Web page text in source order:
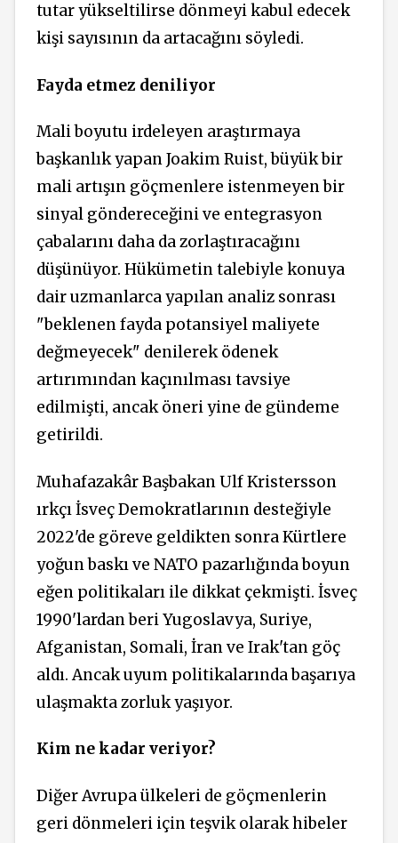
tutar yükseltilirse dönmeyi kabul edecek
kişi sayısının da artacağını söyledi.
Fayda etmez deniliyor
Mali boyutu irdeleyen araştırmaya
başkanlık yapan Joakim Ruist, büyük bir
mali artışın göçmenlere istenmeyen bir
sinyal göndereceğini ve entegrasyon
çabalarını daha da zorlaştıracağını
düşünüyor. Hükümetin talebiyle konuya
dair uzmanlarca yapılan analiz sonrası
"beklenen fayda potansiyel maliyete
değmeyecek" denilerek ödenek
artırımından kaçınılması tavsiye
edilmişti, ancak öneri yine de gündeme
getirildi.
Muhafazakâr Başbakan Ulf Kristersson
ırkçı İsveç Demokratlarının desteğiyle
2022'de göreve geldikten sonra Kürtlere
yoğun baskı ve NATO pazarlığında boyun
eğen politikaları ile dikkat çekmişti. İsveç
1990'lardan beri Yugoslavya, Suriye,
Afganistan, Somali, İran ve Irak'tan göç
aldı. Ancak uyum politikalarında başarıya
ulaşmakta zorluk yaşıyor.
Kim ne kadar veriyor?
Diğer Avrupa ülkeleri de göçmenlerin
geri dönmeleri için teşvik olarak hibeler